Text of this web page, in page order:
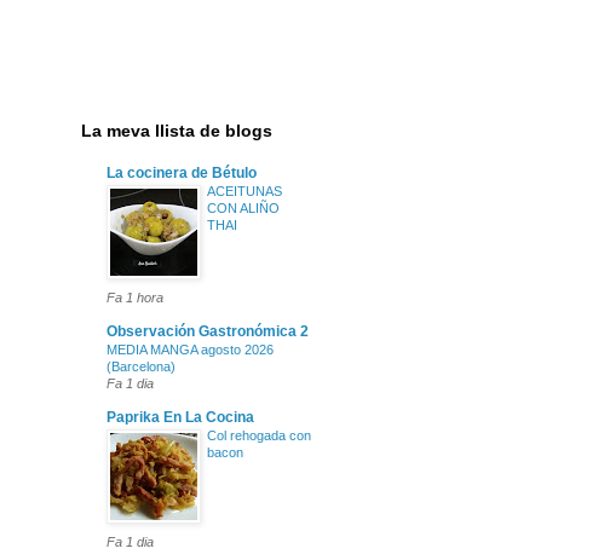
La meva llista de blogs
La cocinera de Bétulo
ACEITUNAS
CON ALIÑO
THAI
Fa 1 hora
Observación Gastronómica 2
MEDIA MANGA agosto 2026
(Barcelona)
Fa 1 dia
Paprika En La Cocina
Col rehogada con
bacon
Fa 1 dia